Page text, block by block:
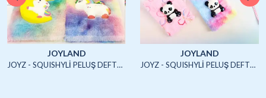
JOYLAND
JOYZ - SQUISHYLİ PELUŞ DEFTER A5 (UNICORN2)-4/S
JOYLAND
JOYZ - SQUISHYLİ PELUŞ DEFTER A5 (HAYVANLAR)-4/S